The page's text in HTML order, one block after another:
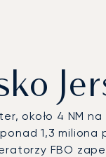
około 4 NM
1,3 miliona
FBO